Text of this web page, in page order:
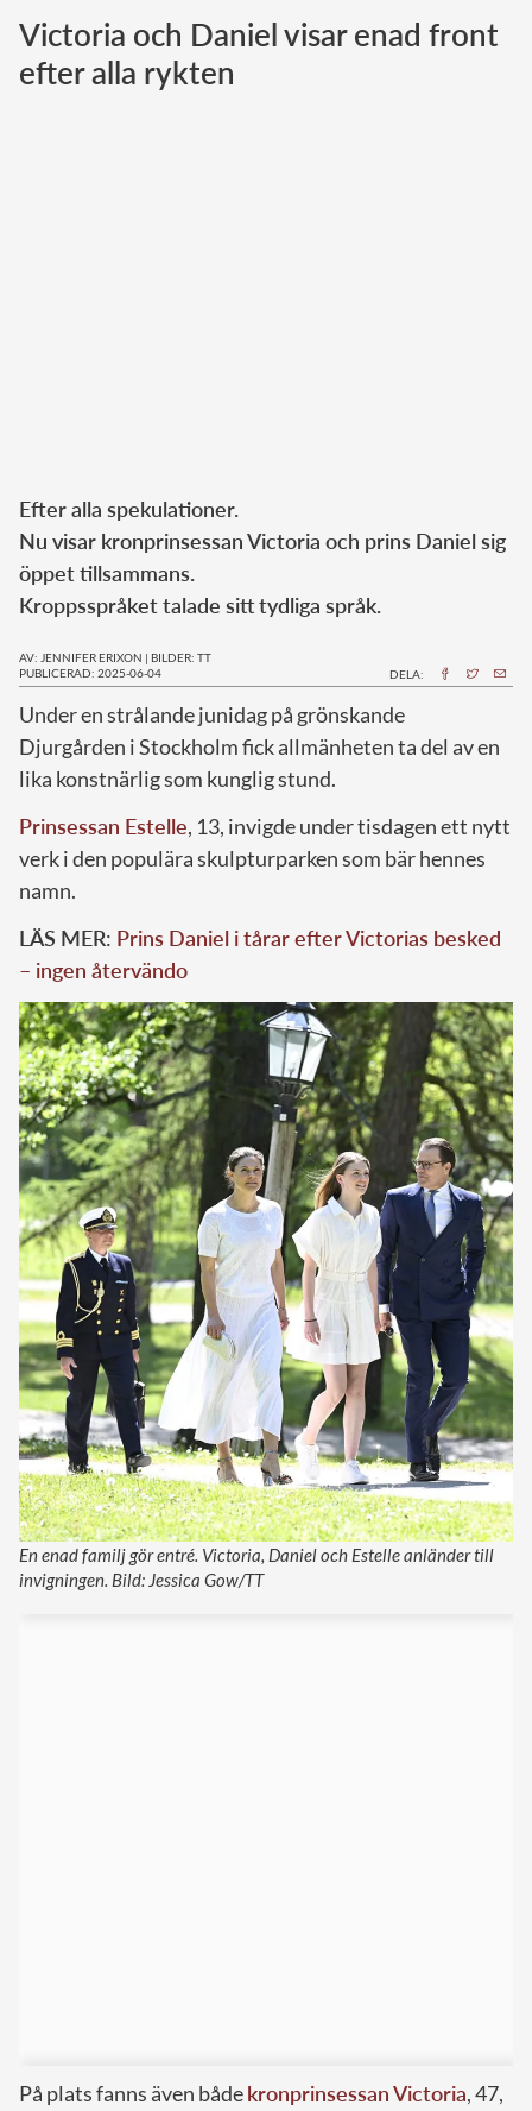
Norska kungahuset
Danska kungahuset
Victoria och Daniel visar enad front
efter alla rykten
Efter alla spekulationer.
Nu visar kronprinsessan Victoria och prins Daniel sig
öppet tillsammans.
Kroppsspråket talade sitt tydliga språk.
AV: JENNIFER ERIXON | BILDER: TT
PUBLICERAD: 2025-06-04
DELA:
Under en strålande junidag på grönskande
Djurgården i Stockholm fick allmänheten ta del av en
lika konstnärlig som kunglig stund.
Prinsessan Estelle, 13, invigde under tisdagen ett nytt
verk i den populära skulpturparken som bär hennes
namn.
LÄS MER: Prins Daniel i tårar efter Victorias besked
– ingen återvändo
En enad familj gör entré. Victoria, Daniel och Estelle anländer till
invigningen. Bild: Jessica Gow/TT
På plats fanns även bådekronprinsessan Victoria, 47,